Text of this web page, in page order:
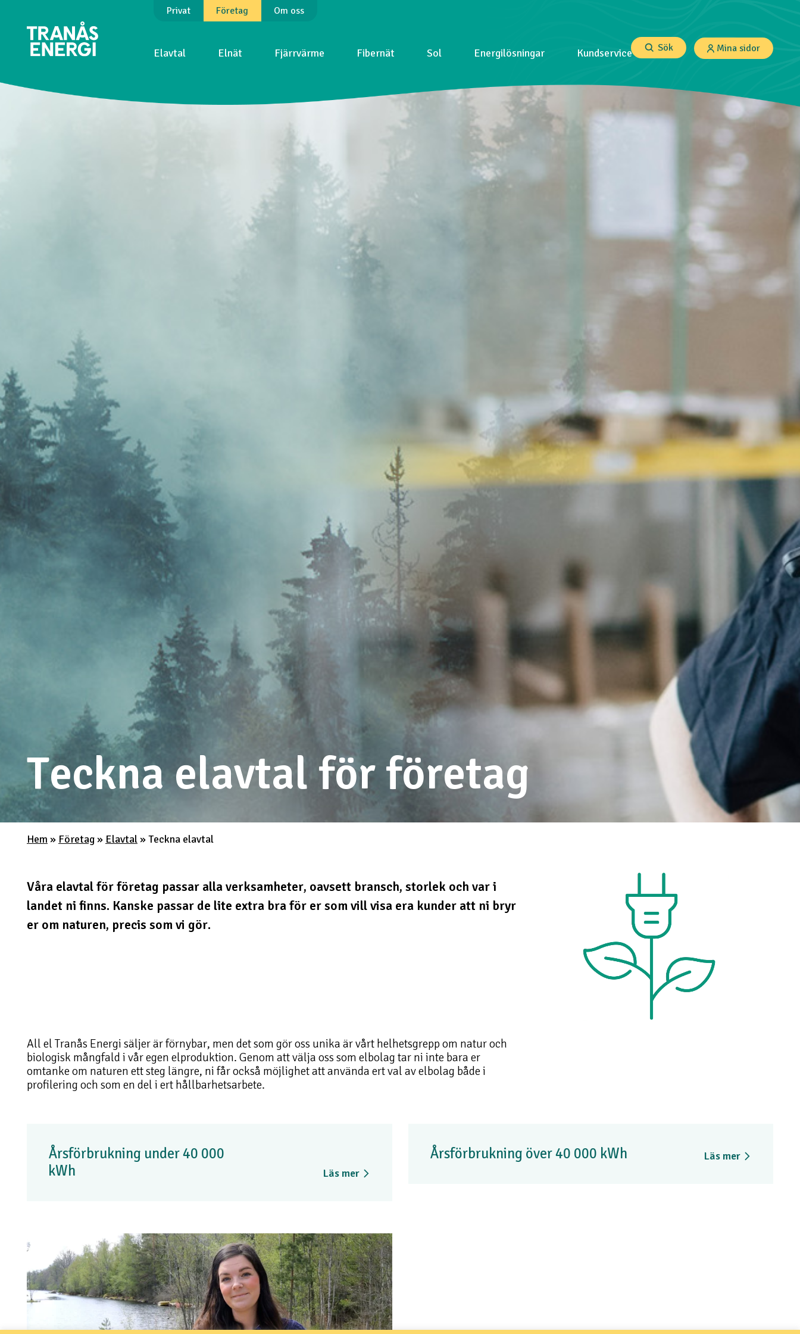
Privat Företag Om oss
Elavtal Elnät Fjärrvärme Fibernät Sol Energilösningar Kundservice Sök Mina sidor
Teckna elavtal för företag
Hem » Företag» Elavtal»Teckna elavtal
Våra elavtal för företag passar alla verksamheter, oavsett bransch, storlek och var i
landet ni finns. Kanske passar de lite extra bra för er som vill visa era kunder att ni bryr
er om naturen, precis som vi gör.
All el Tranås Energi säljer är förnybar, men det som gör oss unika är vårt helhetsgrepp om natur och
biologisk mångfald i vår egen elproduktion. Genom att välja oss som elbolag tar ni inte bara er
omtanke om naturen ett steg längre, ni får också möjlighet att använda ert val av elbolag både i
profilering och som en del i ert hållbarhetsarbete.
Årsförbrukning under 40 000
kWh
Läs mer
Årsförbrukning över 40 000 kWh Läs mer